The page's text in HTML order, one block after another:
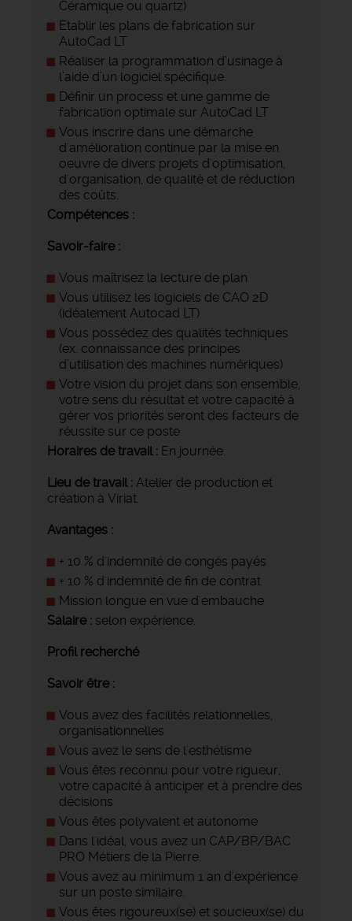
Céramique ou quartz)
Etablir les plans de fabrication sur
AutoCad LT
Réaliser la programmation d’usinage à
l’aide d’un logiciel spécifique.
Définir un process et une gamme de
fabrication optimale sur AutoCad LT
Vous inscrire dans une démarche
d'amélioration continue par la mise en
oeuvre de divers projets d'optimisation,
d'organisation, de qualité et de réduction
des coûts.
Compétences :
Savoir-faire :
Vous maîtrisez la lecture de plan
Vous utilisez les logiciels de CAO 2D
(idéalement Autocad LT)
Vous possédez des qualités techniques
(ex. connaissance des principes
d’utilisation des machines numériques)
Votre vision du projet dans son ensemble,
votre sens du résultat et votre capacité à
gérer vos priorités seront des facteurs de
réussite sur ce poste
Horaires de travail : En journée.
Lieu de travail : Atelier de production et
création à Viriat.
Avantages :
+ 10 % d'indemnité de congés payés
+ 10 % d'indemnité de fin de contrat
Mission longue en vue d'embauche
Salaire : selon expérience.
Profil recherché
Savoir être :
Vous avez des facilités relationnelles,
organisationnelles
Vous avez le sens de l'esthétisme
Vous êtes reconnu pour votre rigueur,
votre capacité à anticiper et à prendre des
décisions
Vous êtes polyvalent et autonome
Dans l'idéal, vous avez un CAP/BP/BAC
PRO Métiers de la Pierre.
Vous avez au minimum 1 an d'expérience
sur un poste similaire.
Vous êtes rigoureux(se) et soucieux(se) du